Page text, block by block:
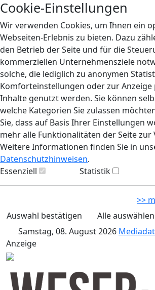
Cookie-Einstellungen
Wir verwenden Cookies, um Ihnen ein
Webseiten-Erlebnis zu bieten. Dazu
den Betrieb der Seite und für die
kommerziellen Unternehmensziele
solche, die lediglich zu anonymen
Komforteinstellungen oder zur
Inhalte genutzt werden. Sie können
welche Kategorien Sie zulassen
Sie, dass auf Basis Ihrer Einstellungen
mehr alle Funktionalitäten der Seite
Weitere Informationen finden Sie in
Datenschutzhinweisen.
Essenziell
Statistik
>>
Auswahl bestätigen
Alle auswählen
Samstag, 08. August 2026
Anzeige